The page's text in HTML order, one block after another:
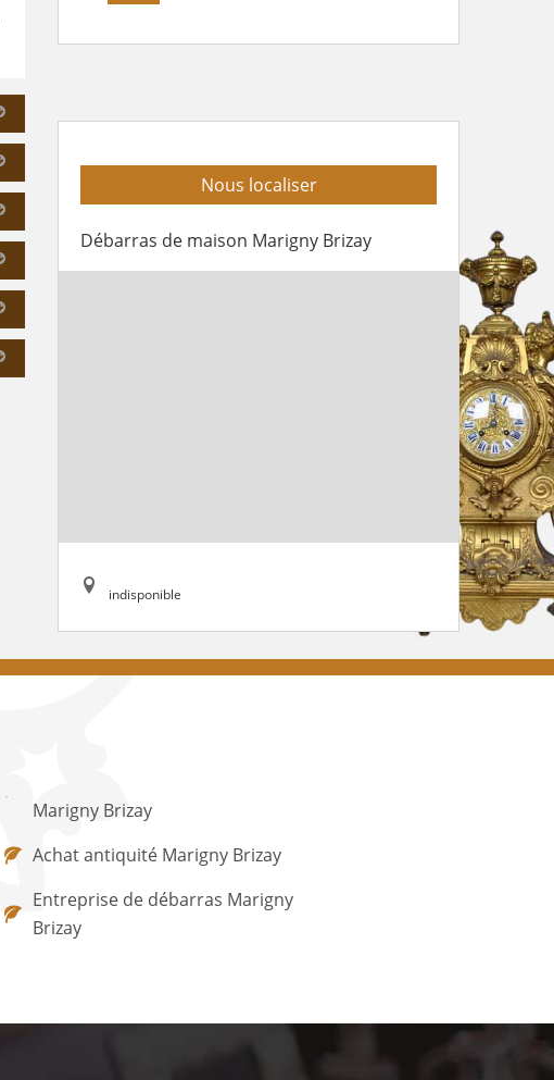
Nous localiser
Débarras de maison Marigny Brizay
indisponible
Marigny Brizay
Achat antiquité Marigny Brizay
Entreprise de débarras Marigny
Brizay